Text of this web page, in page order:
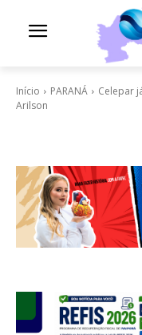
Início PARANÁ
Celepar
Arilson